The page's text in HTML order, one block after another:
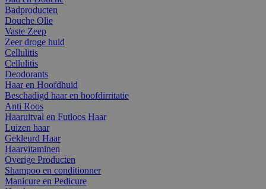
Badproducten
Douche Olie
Vaste Zeep
Zeer droge huid
Cellulitis
Cellulitis
Deodorants
Haar en Hoofdhuid
Beschadigd haar en hoofdirritatie
Anti Roos
Haaruitval en Futloos Haar
Luizen haar
Gekleurd Haar
Haarvitaminen
Overige Producten
Shampoo en conditionner
Manicure en Pedicure